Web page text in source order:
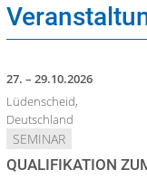
27. – 29.10.2026
Lüdenscheid,
Deutschland
SEMINAR
QUALIFIKATION